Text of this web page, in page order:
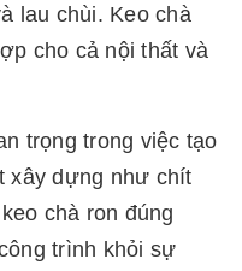
lau chùi. Keo chà
cho cả nội thất và
trọng trong việc tạo
xây dựng như chít
chà ron đúng
trình khỏi sự